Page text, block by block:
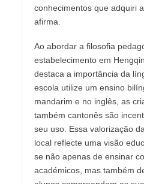
conhecimentos que adquiri
afirma.
Ao abordar a filosofia
estabelecimento em
destaca a importância da
escola utilize um ensino
mandarim e no inglês, as
também cantonês são
seu uso. Essa valorização
local reflecte uma visão
se não apenas de ensinar
académicos, mas também